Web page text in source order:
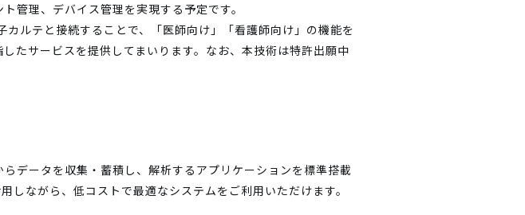
管理、デバイス管理を実現する予定です。
ルテと接続することで、「医師向け」「看護師向け」の機能を
たサービスを提供してまいります。なお、本技術は特許出願中
データを収集・蓄積し、解析するアプリケーションを標準搭載
しながら、低コストで最適なシステムをご利用いただけます。